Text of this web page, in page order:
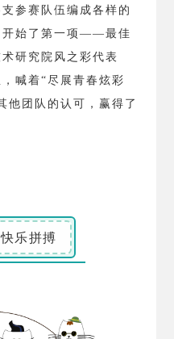
参赛队伍编成各样的
开始了第一项——最佳
研究院风之彩代表
喊着“尽展青春炫彩
他团队的认可，赢得了
乐拼搏